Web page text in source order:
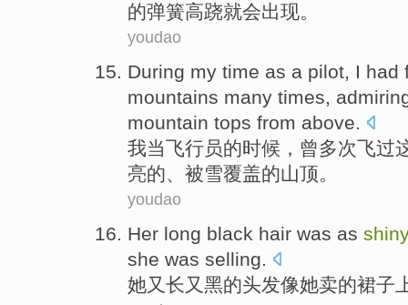
的弹簧高跷就会出现。
youdao
During my time as a pilot, I had
mountains many times,
mountain tops from above.
我当飞行员的时候，曾多次飞过
亮的、被雪覆盖的山顶。
youdao
Her long black hair was as
she was selling.
她又 长 又 黑的头发像她卖的裙子